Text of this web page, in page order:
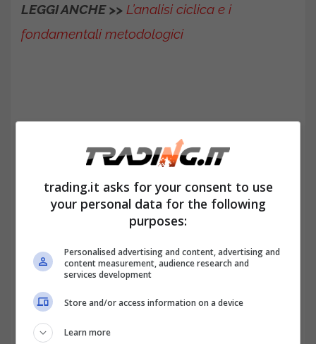
LEGGI ANCHE >> L’analisi ciclica e i
fondamentali metodologici
LEGGI ANCHE >> Analisi tecnica: che cos’è
una candela nel trading e come funziona
l’analisi candlestick
Il ruolo fondamentale della
trading.it asks for your consent to use
your personal data for the following
purposes:
Personalised advertising and content, advertising and
content measurement, audience research and
services development
Store and/or access information on a device
Learn more